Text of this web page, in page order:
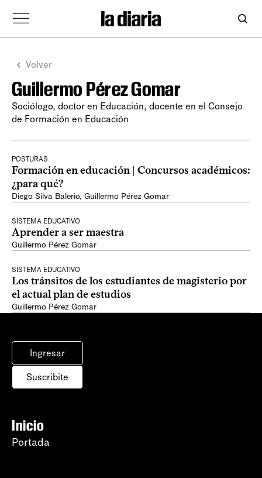
Volver
Guillermo Pérez Gomar
Sociólogo, doctor en Educación, docente en el Consejo
de Formación en Educación
POSTURAS
Formación en educación | Concursos académicos:
¿para qué?
Diego Silva Balerio, Guillermo Pérez Gomar
SISTEMA EDUCATIVO
Aprender a ser maestra
Guillermo Pérez Gomar
SISTEMA EDUCATIVO
Los tránsitos de los estudiantes de magisterio por
el actual plan de estudios
Guillermo Pérez Gomar
Ingresar
Suscribite
Inicio
Portada